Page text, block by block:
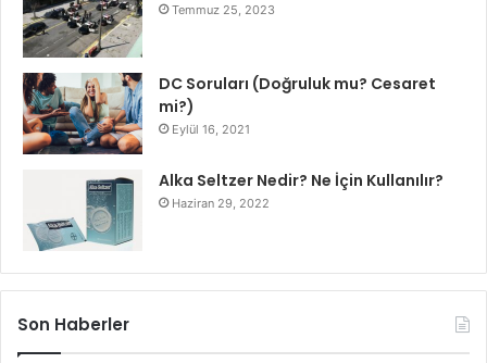
Temmuz 25, 2023
DC Soruları (Doğruluk mu? Cesaret
mi?)
Eylül 16, 2021
Alka Seltzer Nedir? Ne İçin Kullanılır?
Haziran 29, 2022
Son Haberler